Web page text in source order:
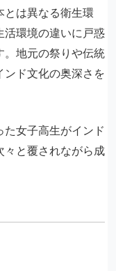
とは異なる衛生環
活環境の違いに戸惑
。地元の祭りや伝統
ド文化の奥深さを
女子高生がインド
々と覆されながら成